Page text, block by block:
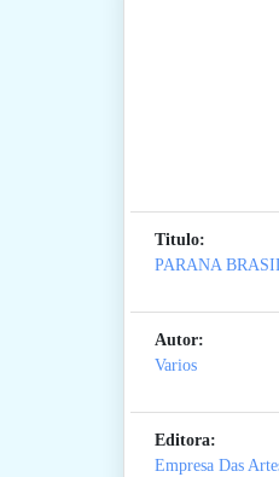
Titulo:
PARANA
Autor:
Varios
Editora:
Empresa Das